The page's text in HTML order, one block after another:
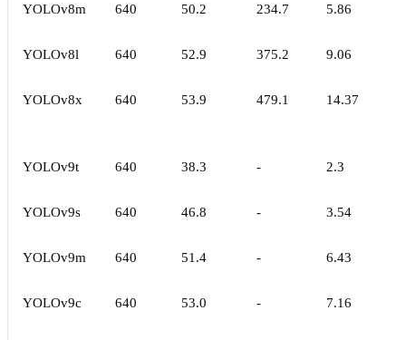
YOLOv8m 640 50.2 234.7 5.86
YOLOv8l 640 52.9 375.2 9.06
YOLOv8x 640 53.9 479.1 14.37
YOLOv9t 640 38.3 - 2.3
YOLOv9s 640 46.8 - 3.54
YOLOv9m 640 51.4 - 6.43
YOLOv9c 640 53.0 - 7.16